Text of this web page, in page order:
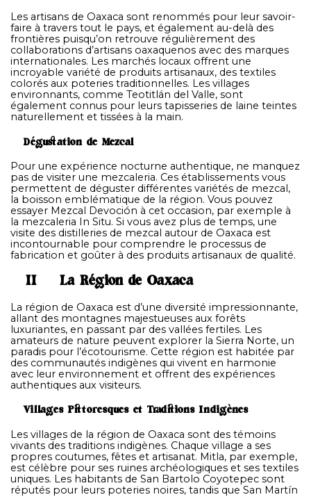
Les artisans de Oaxaca sont renommés pour leur savoir-
faire à travers tout le pays, et également au-delà des
frontières puisqu’on retrouve régulièrement des
collaborations d’artisans oaxaquenos avec des marques
internationales. Les marchés locaux offrent une
incroyable variété de produits artisanaux, des textiles
colorés aux poteries traditionnelles. Les villages
environnants, comme Teotitlán del Valle, sont
également connus pour leurs tapisseries de laine teintes
naturellement et tissées à la main.
Dégustation de Mezcal
Pour une expérience nocturne authentique, ne manquez
pas de visiter une mezcaleria. Ces établissements vous
permettent de déguster différentes variétés de mezcal,
la boisson emblématique de la région. Vous pouvez
essayer Mezcal Devoción à cet occasion, par exemple à
la mezcaleria In Situ. Si vous avez plus de temps, une
visite des distilleries de mezcal autour de Oaxaca est
incontournable pour comprendre le processus de
fabrication et goûter à des produits artisanaux de qualité.
II – La Région de Oaxaca
La région de Oaxaca est d’une diversité impressionnante,
allant des montagnes majestueuses aux forêts
luxuriantes, en passant par des vallées fertiles. Les
amateurs de nature peuvent explorer la Sierra Norte, un
paradis pour l’écotourisme. Cette région est habitée par
des communautés indigènes qui vivent en harmonie
avec leur environnement et offrent des expériences
authentiques aux visiteurs.
Villages Pittoresques et Traditions Indigènes
Les villages de la région de Oaxaca sont des témoins
vivants des traditions indigènes. Chaque village a ses
propres coutumes, fêtes et artisanat. Mitla, par exemple,
est célèbre pour ses ruines archéologiques et ses textiles
uniques. Les habitants de San Bartolo Coyotepec sont
réputés pour leurs poteries noires, tandis que San Martín